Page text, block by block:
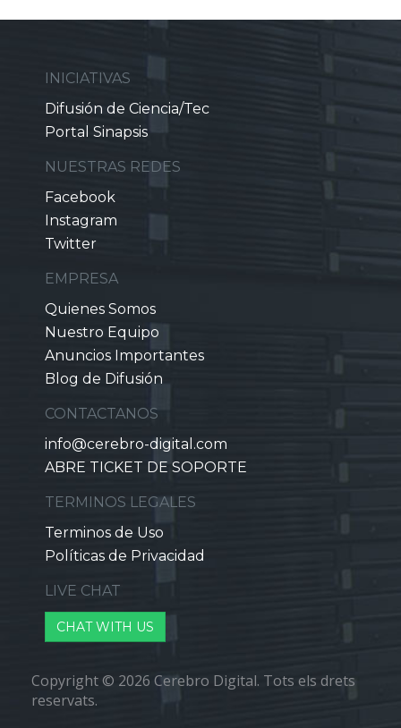
INICIATIVAS
Difusión de Ciencia/Tec
Portal Sinapsis
NUESTRAS REDES
Facebook
Instagram
Twitter
EMPRESA
Quienes Somos
Nuestro Equipo
Anuncios Importantes
Blog de Difusión
CONTACTANOS
info@cerebro-digital.com
ABRE TICKET DE SOPORTE
TERMINOS LEGALES
Terminos de Uso
Políticas de Privacidad
LIVE CHAT
CHAT WITH US
Copyright © 2026 Cerebro Digital. Tots els drets
reservats.